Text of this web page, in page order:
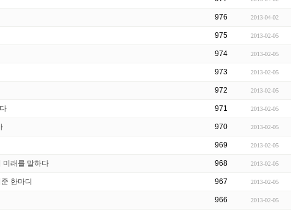
976 2013-04-02
975 2013-02-05
974 2013-02-05
973 2013-02-05
972 2013-02-05
971 2013-02-05
970 2013-02-05
969 2013-02-05
미래를 말하다 968 2013-02-05
한마디 967 2013-02-05
966 2013-02-05